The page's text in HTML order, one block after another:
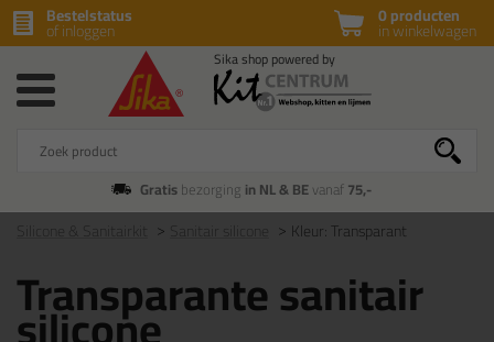
0 producten
in winkelwagen
Bestelstatus
of inloggen
Gratisbezorging in NL & BEvanaf75,-
Kleur: Transparant
Transparante sanitair